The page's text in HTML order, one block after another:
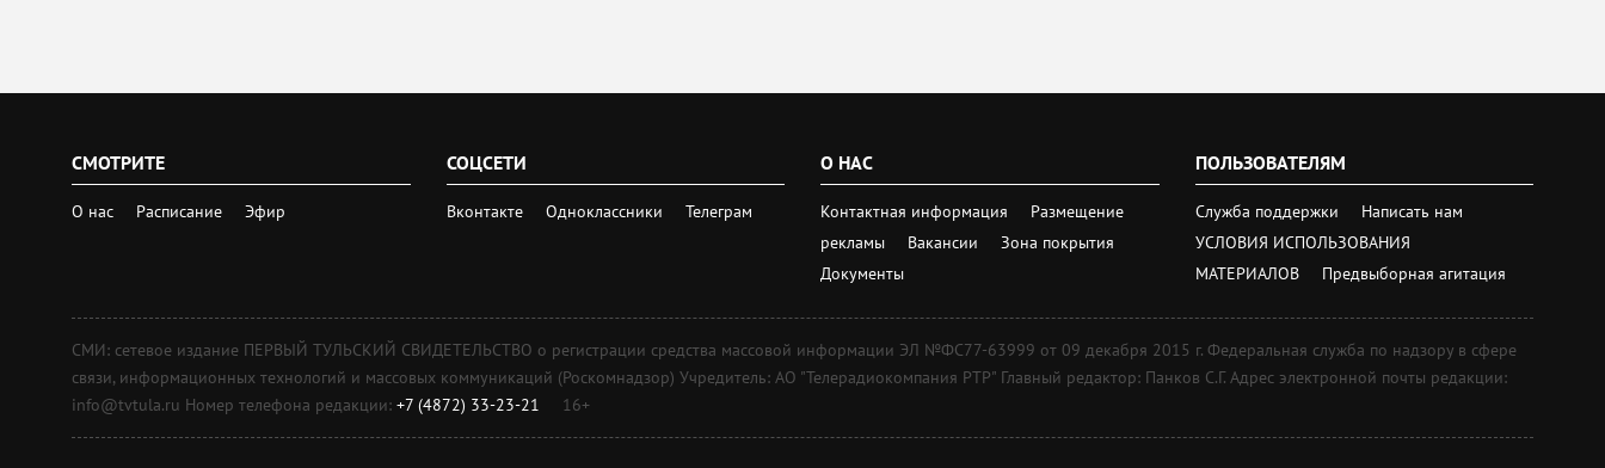
СМОТРИТЕ
О нас Расписание Эфир
СОЦСЕТИ
Вконтакте Одноклассники Телеграм
О НАС
Контактная информация
Размещение
рекламы
Вакансии
Зона покрытия
Документы
ПОЛЬЗОВАТЕЛЯМ
Служба поддержки
Написать нам
УСЛОВИЯ ИСПОЛЬЗОВАНИЯ
МАТЕРИАЛОВ
Предвыборная агитация
СМИ: сетевое издание ПЕРВЫЙ ТУЛЬСКИЙ СВИДЕТЕЛЬСТВО о регистрации средства массовой информации ЭЛ №ФС77-63999 от 09 декабря 2015 г. Федеральная служба по надзору в сфере
связи, информационных технологий и массовых коммуникаций (Роскомнадзор) Учредитель: АО "Телерадиокомпания РТР" Главный редактор: Панков С.Г. Адрес электронной почты редакции:
info@tvtula.ru Номер телефона редакции: +7 (4872) 33-23-21 16+